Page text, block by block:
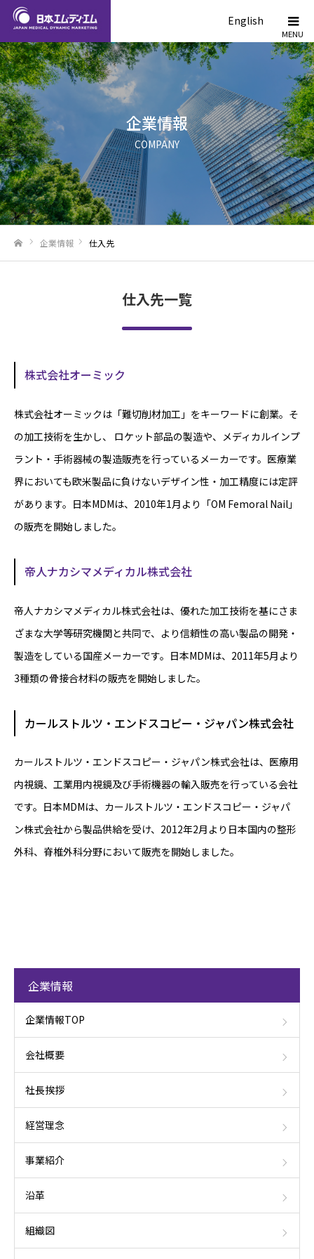
English
企業情報
COMPANY
企業情報 仕入先
仕入先一覧
株式会社オーミック
株式会社オーミックは「難切削材加工」をキーワードに創業。そ
の加工技術を生かし、 ロケット部品の製造や、メディカルインプ
ラント・手術器械の製造販売を行っているメーカーです。医療業
界においても欧米製品に負けないデザイン性・加工精度には定評
があります。日本MDMは、2010年1月より「OM Femoral Nail」
の販売を開始しました。
帝人ナカシマメディカル株式会社
帝人ナカシマメディカル株式会社は、優れた加工技術を基にさま
ざまな大学等研究機関と共同で、より信頼性の高い製品の開発・
製造をしている国産メーカーです。日本MDMは、2011年5月より
3種類の骨接合材料の販売を開始しました。
カールストルツ・エンドスコピー・ジャパン株式会社
カールストルツ・エンドスコピー・ジャパン株式会社は、医療用
内視鏡、工業用内視鏡及び手術機器の輸入販売を行っている会社
です。日本MDMは、カールストルツ・エンドスコピー・ジャパ
ン株式会社から製品供給を受け、2012年2月より日本国内の整形
外科、脊椎外科分野において販売を開始しました。
企業情報
企業情報TOP
会社概要
社長挨拶
経営理念
事業紹介
沿革
組織図